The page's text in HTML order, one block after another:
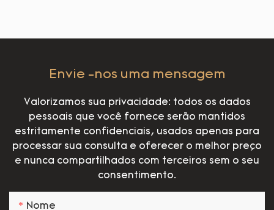
Envie -nos uma mensagem
Valorizamos sua privacidade: todos os dados
pessoais que você fornece serão mantidos
estritamente confidenciais, usados apenas para
processar sua consulta e oferecer o melhor preço
e nunca compartilhados com terceiros sem o seu
consentimento.
Nome